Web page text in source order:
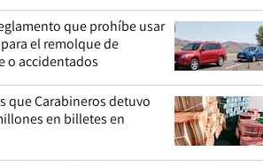
que prohíbe usar
el remolque de
o accidentados
que Carabineros detuvo
en billetes en